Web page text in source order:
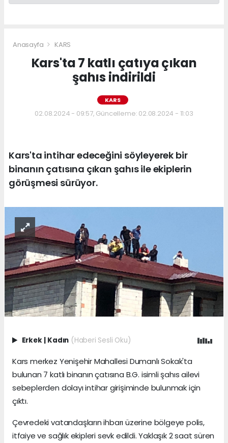
Anasayfa KARS
Kars'ta 7 katlı çatıya çıkan
şahıs indirildi
KARS
02.08.2024 - 09:57, Güncelleme: 02.08.2024 - 11:03
Kars'ta intihar edeceğini söyleyerek bir
binanın çatısına çıkan şahıs ile ekiplerin
görüşmesi sürüyor.
Erkek | Kadın (Haberi Sesli Oku)
Kars merkez Yenişehir Mahallesi Dumanlı Sokak'ta
bulunan 7 katlı binanın çatısına B.G. isimli şahıs ailevi
sebeplerden dolayı intihar girişiminde bulunmak için
çıktı.
Çevredeki vatandaşların ihbarı üzerine bölgeye polis,
itfaiye ve sağlık ekipleri sevk edildi. Yaklaşık 2 saat süren